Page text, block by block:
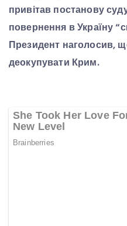
привітав постанову
повернення в Україну
Президент наголосив,
деокупувати Крим.